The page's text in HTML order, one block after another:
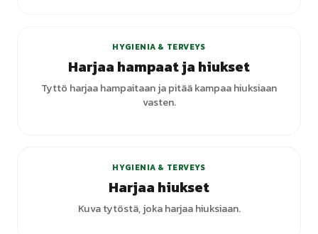
HYGIENIA & TERVEYS
Harjaa hampaat ja hiukset
Tyttö harjaa hampaitaan ja pitää kampaa hiuksiaan
vasten.
HYGIENIA & TERVEYS
Harjaa hiukset
Kuva tytöstä, joka harjaa hiuksiaan.